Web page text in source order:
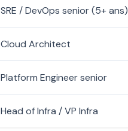
SRE / DevOps senior (5+ ans)
Cloud Architect
Platform Engineer senior
Head of Infra / VP Infra